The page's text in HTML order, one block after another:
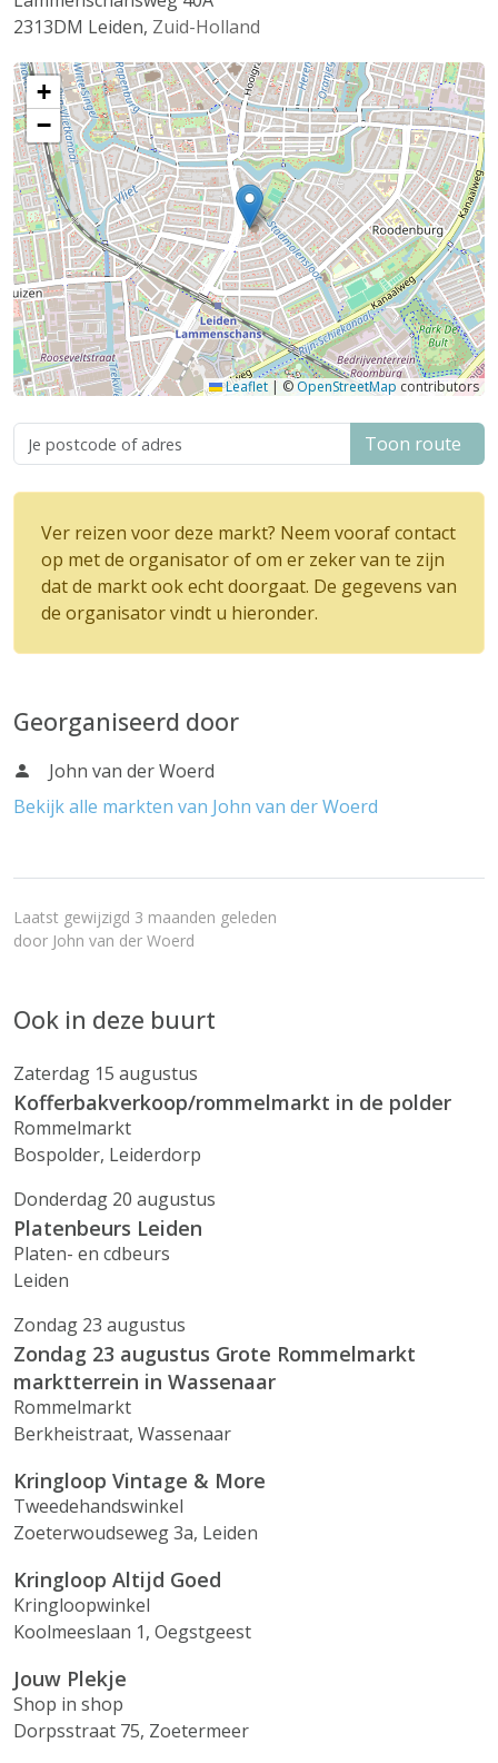
2313DM Leiden, Zuid-Holland
+
−
Leaflet | ©OpenStreetMap contributors
Toon route
Ver reizen voor deze markt? Neem vooraf contact
op met de organisator of om er zeker van te zijn
dat de markt ook echt doorgaat. De gegevens van
de organisator vindt u hieronder.
Georganiseerd door
John van der Woerd
Bekijk alle markten van John van der Woerd
Laatst gewijzigd 3 maanden geleden
door John van der Woerd
Ook in deze buurt
Zaterdag 15 augustus
Kofferbakverkoop/rommelmarkt in de polder
Rommelmarkt
Bospolder, Leiderdorp
Donderdag 20 augustus
Platenbeurs Leiden
Platen- en cdbeurs
Leiden
Zondag 23 augustus
Zondag 23 augustus Grote Rommelmarkt
marktterrein in Wassenaar
Rommelmarkt
Berkheistraat, Wassenaar
Kringloop Vintage & More
Tweedehandswinkel
Zoeterwoudseweg 3a, Leiden
Kringloop Altijd Goed
Kringloopwinkel
Koolmeeslaan 1, Oegstgeest
Jouw Plekje
Shop in shop
Dorpsstraat 75, Zoetermeer